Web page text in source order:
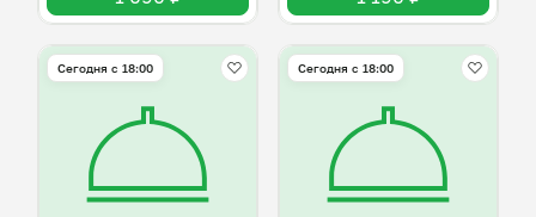
Сегодня с 18:00 Сегодня с 18:00